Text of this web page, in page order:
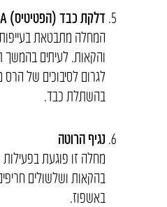
דלקת כבד (הפטיטיס) A
המחלה מתבטאת
והקאות. לעיתים בהמשך
לגרום לסיבוכים של
בהשתלת כבד.
נגיף הרוטה
מחלה זו פוגעת
בהקאות ושלשולים
באשפוז.